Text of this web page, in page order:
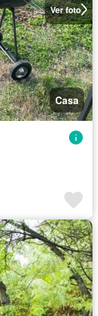
Ver foto
Casa